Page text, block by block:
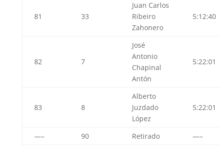
81 33
Juan Carlos
Ribeiro
Zahonero
5:12:40
82 7
José
Antonio
Chapinal
Antón
5:22:01
83 8
Alberto
Juzdado
López
5:22:01
—– 90 Retirado
—–